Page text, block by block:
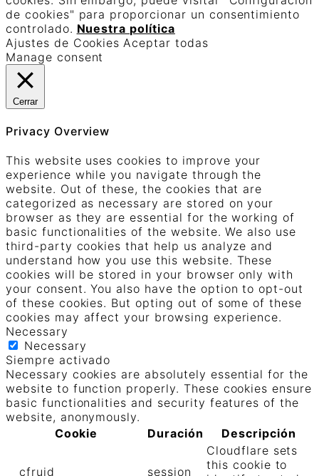
de cookies" para proporcionar un consentimiento
controlado. Nuestra política
Ajustes de Cookies Aceptar todas
Manage consent
Cerrar
Privacy Overview
This website uses cookies to improve your
experience while you navigate through the
website. Out of these, the cookies that are
categorized as necessary are stored on your
browser as they are essential for the working of
basic functionalities of the website. We also use
third-party cookies that help us analyze and
understand how you use this website. These
cookies will be stored in your browser only with
your consent. You also have the option to opt-out
of these cookies. But opting out of some of these
cookies may affect your browsing experience.
Necessary
Necessary
Siempre activado
Necessary cookies are absolutely essential for the
website to function properly. These cookies ensure
basic functionalities and security features of the
website, anonymously.
Cookie
Duración Descripción
__cfruid session
Cloudflare sets
this cookie to